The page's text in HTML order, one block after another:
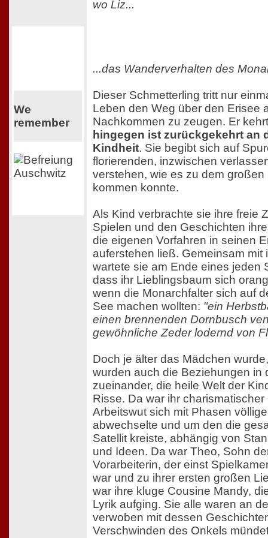
We
remember
wo Liz...
...das Wanderverhalten des
Dieser Schmetterling tritt nur
Leben den Weg über den Erisee
Nachkommen zu zeugen. Er
hingegen ist zurückgekehrt an
Kindheit. Sie begibt sich auf
florierenden, inzwischen
verstehen, wie es zu dem großen
kommen konnte.
Als Kind verbrachte sie ihre freie
Spielen und den Geschichten
die eigenen Vorfahren in seinen
auferstehen ließ. Gemeinsam mit
wartete sie am Ende eines jeden
dass ihr Lieblingsbaum sich
wenn die Monarchfalter sich auf
See machen wollten: "ein
einen brennenden Dornbusch
gewöhnliche Zeder lodernd von
Doch je älter das Mädchen
wurden auch die Beziehungen in
zueinander, die heile Welt der
Risse. Da war ihr
Arbeitswut sich mit Phasen
abwechselte und um den die
Satellit kreiste, abhängig von
und Ideen. Da war Theo, Sohn
Vorarbeiterin, der einst
war und zu ihrer ersten großen
war ihre kluge Cousine Mandy,
Lyrik aufging. Sie alle waren an
verwoben mit dessen
Verschwinden des Onkels